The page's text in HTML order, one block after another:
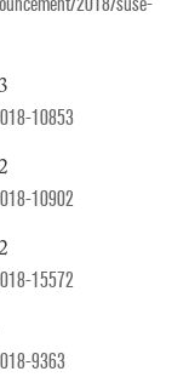
10853
10902
15572
9363